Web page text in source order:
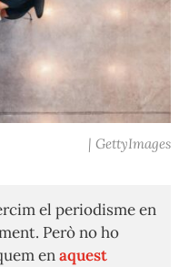
| GettyImages
el periodisme en
Però no ho
enaquest